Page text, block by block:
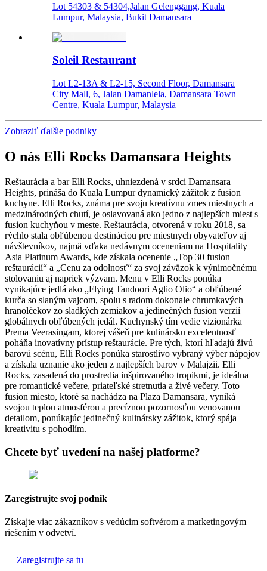
Lot 54303 & 54304,Jalan Gelenggang, Kuala
Lumpur, Malaysia, Bukit Damansara
Soleil Restaurant
Lot L2-13A & L2-15, Second Floor, Damansara
City Mall, 6, Jalan Damanlela, Damansara Town
Centre, Kuala Lumpur, Malaysia
Zobraziť ďalšie podniky
O nás Elli Rocks Damansara Heights
Reštaurácia a bar Elli Rocks, uhniezdená v srdci Damansara
Heights, prináša do Kuala Lumpur dynamický zážitok z fusion
kuchyne. Elli Rocks, známa pre svoju kreatívnu zmes miestnych a
medzinárodných chutí, je oslavovaná ako jedno z najlepších miest s
fusion kuchyňou v meste. Reštaurácia, otvorená v roku 2018, sa
rýchlo stala obľúbenou destináciou pre miestnych obyvateľov aj
návštevníkov, najmä vďaka nedávnym oceneniam na Hospitality
Asia Platinum Awards, kde získala ocenenie „Top 30 fusion
reštaurácií“ a „Cenu za odolnosť“ za svoj záväzok k výnimočnému
stolovaniu aj napriek výzvam. Menu v Elli Rocks ponúka
vynikajúce jedlá ako „Flying Tandoori Aglio Olio“ a obľúbené
kurča so slaným vajcom, spolu s radom dokonale chrumkavých
hranolčekov zo sladkých zemiakov a jedinečných fusion verzií
globálnych obľúbených jedál. Kuchynský tím vedie vizionárka
Prema Veerasingam, ktorej vášeň pre kulinársku excelentnosť
poháňa inovatívny prístup reštaurácie. Pre tých, ktorí hľadajú živú
barovú scénu, Elli Rocks ponúka starostlivo vybraný výber nápojov
a získala uznanie ako jeden z najlepších barov v Malajzii. Elli
Rocks, zasadená do prostredia inšpirovaného tropikmi, je ideálna
pre romantické večere, priateľské stretnutia a živé večery. Toto
fusion miesto, ktoré sa nachádza na Plaza Damansara, vyniká
svojou teplou atmosférou a precíznou pozornosťou venovanou
detailom, ponúkajúc jedinečný kulinársky zážitok, ktorý spája
kreativitu s pohodlím.
Chcete byť uvedení na našej platforme?
Zaregistrujte svoj podnik
Získajte viac zákazníkov s vedúcim softvérom a marketingovým
riešením v odvetví.
Zaregistrujte sa tu